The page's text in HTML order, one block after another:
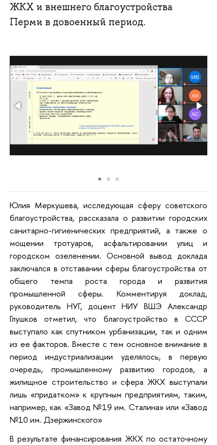
ЖКХ и внешнего благоустройства
Перми в довоенный период.
Юлия Меркушева, исследующая сферу советского
благоустройства, рассказала о развитии городских
санитарно-гигиенических предприятий, а также о
мощении тротуаров, асфальтировании улиц и
городском озеленении. Основной вывод доклада
заключался в отставании сферы благоустройства от
общего темпа роста города и развития
промышленной сферы. Комментируя доклад,
руководитель НУГ, доцент НИУ ВШЭ Александр
Глушков отметил, что благоустройство в СССР
выступало как спутником урбанизации, так и одним
из ее факторов. Вместе с тем основное внимание в
период индустриализации уделялось, в первую
очередь, промышленному развитию городов, а
жилищное строительство и сфера ЖКХ выступали
лишь «придатком» к крупным предприятиям, таким,
например, как «Завод №19 им. Сталина» или «Завод
№10 им. Дзержинского»
В результате финансирования ЖКХ по остаточному